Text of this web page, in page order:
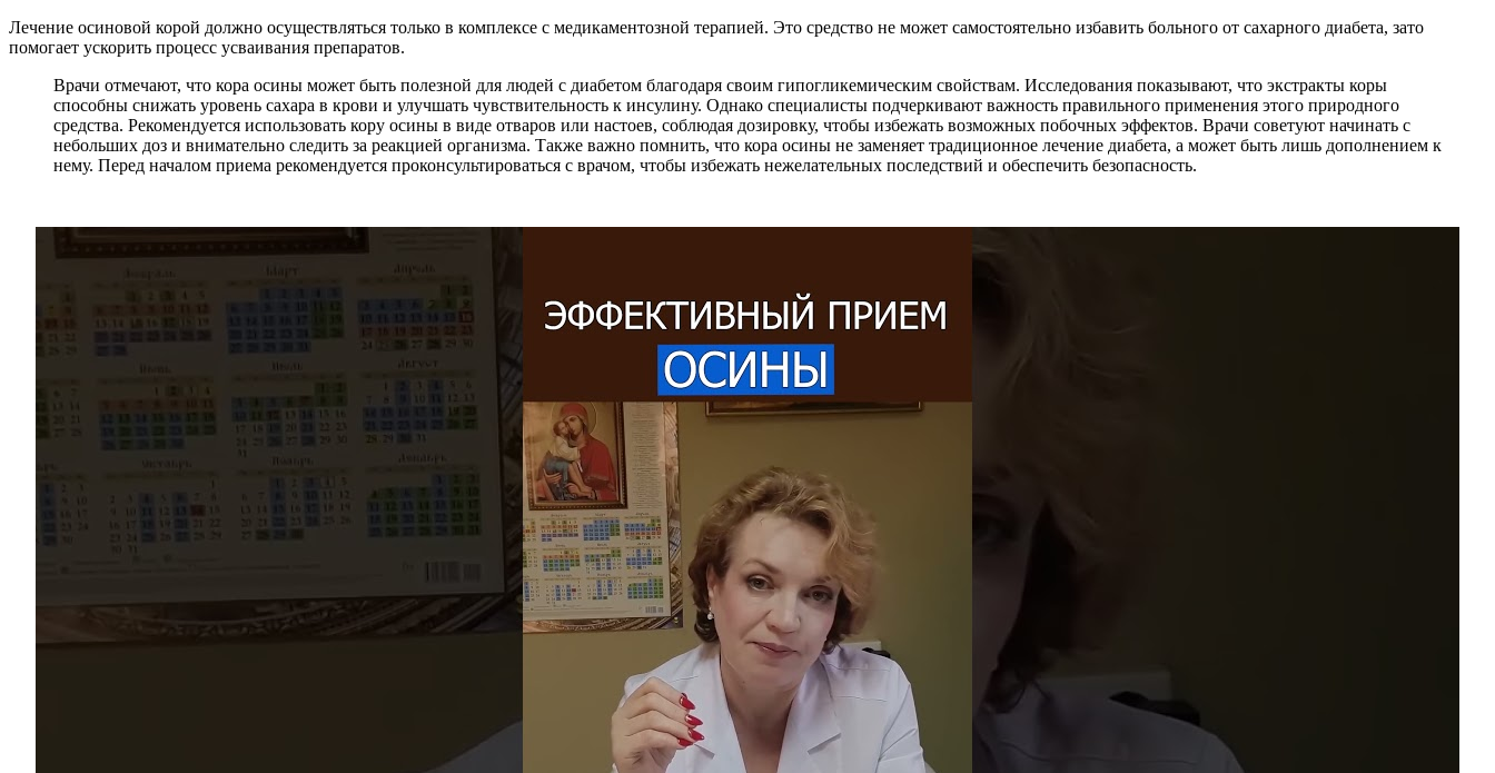
Лечение осиновой корой должно осуществляться только в комплексе с медикаментозной терапией. Это средство не может самостоятельно избавить больного от сахарного диабета, зато
помогает ускорить процесс усваивания препаратов.
Врачи отмечают, что кора осины может быть полезной для людей с диабетом благодаря своим гипогликемическим свойствам. Исследования показывают, что экстракты коры
способны снижать уровень сахара в крови и улучшать чувствительность к инсулину. Однако специалисты подчеркивают важность правильного применения этого природного
средства. Рекомендуется использовать кору осины в виде отваров или настоев, соблюдая дозировку, чтобы избежать возможных побочных эффектов. Врачи советуют начинать с
небольших доз и внимательно следить за реакцией организма. Также важно помнить, что кора осины не заменяет традиционное лечение диабета, а может быть лишь дополнением к
нему. Перед началом приема рекомендуется проконсультироваться с врачом, чтобы избежать нежелательных последствий и обеспечить безопасность.